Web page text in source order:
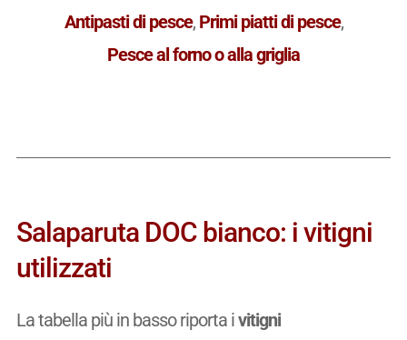
Antipasti di pesce, Primi piatti di pesce,
Pesce al forno o alla griglia
Salaparuta DOC bianco: i vitigni
utilizzati
La tabella più in basso riporta ivitigni